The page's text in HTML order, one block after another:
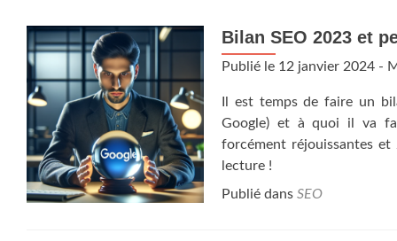
Bilan SEO 2023 et
Publié le 12 janvier 2024 -
Il est temps de faire un
Google) et à quoi il va
forcément réjouissantes
lecture !
Publié dans SEO